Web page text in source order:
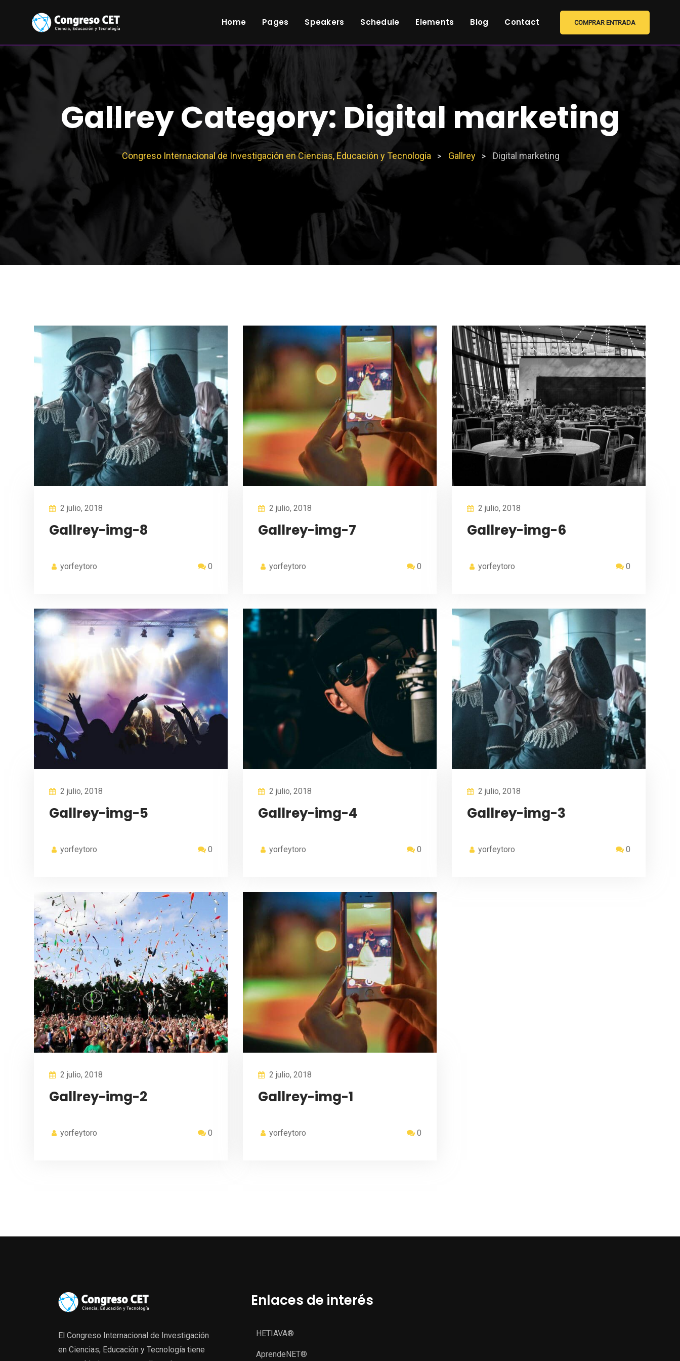
Home Pages Speakers Schedule Elements Blog Contact COMPRAR ENTRADA
Gallrey Category: Digital marketing
Congreso Internacional de Investigación en Ciencias, Educación y Tecnología > Gallrey > Digital marketing
2 julio, 2018
Gallrey-img-8
yorfeytoro 0
2 julio, 2018
Gallrey-img-7
yorfeytoro 0
2 julio, 2018
Gallrey-img-6
yorfeytoro 0
2 julio, 2018
Gallrey-img-5
yorfeytoro 0
2 julio, 2018
Gallrey-img-4
yorfeytoro 0
2 julio, 2018
Gallrey-img-3
yorfeytoro 0
2 julio, 2018
Gallrey-img-2
yorfeytoro 0
2 julio, 2018
Gallrey-img-1
yorfeytoro 0
El Congreso Internacional de Investigación
en Ciencias, Educación y Tecnología tiene
Enlaces de interés
HETIAVA®
AprendeNET®